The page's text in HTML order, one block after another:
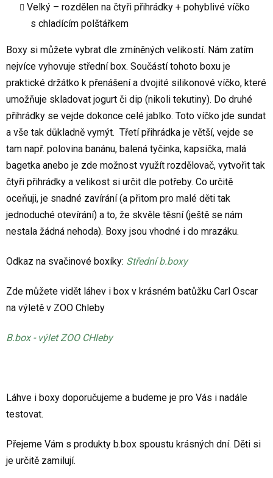
Velký – rozdělen na čtyři přihrádky + pohyblivé víčko
s chladícím polštářkem
Boxy si můžete vybrat dle zmíněných velikostí. Nám zatím
nejvíce vyhovuje střední box. Součástí tohoto boxu je
praktické držátko k přenášení a dvojité silikonové víčko, které
umožňuje skladovat jogurt či dip (nikoli tekutiny). Do druhé
přihrádky se vejde dokonce celé jablko. Toto víčko jde sundat
a vše tak důkladně vymýt. Třetí přihrádka je větší, vejde se
tam např. polovina banánu, balená tyčinka, kapsička, malá
bagetka anebo je zde možnost využít rozdělovač, vytvořit tak
čtyři přihrádky a velikost si určit dle potřeby. Co určitě
oceňuji, je snadné zavírání (a přitom pro malé děti tak
jednoduché otevírání) a to, že skvěle těsní (ještě se nám
nestala žádná nehoda). Boxy jsou vhodné i do mrazáku.
Odkaz na svačinové boxíky: Střední b.boxy
Zde můžete vidět láhev i box v krásném batůžku Carl Oscar
na výletě v ZOO Chleby
B.box - výlet ZOO CHleby
Láhve i boxy doporučujeme a budeme je pro Vás i nadále
testovat.
Přejeme Vám s produkty b.box spoustu krásných dní. Děti si
je určitě zamilují.